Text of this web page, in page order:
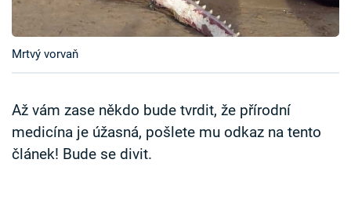
Časopis
Sledujte prima+
Přihlášení
Mrtvý vorvaň
Až vám zase někdo bude tvrdit, že přírodní
medicína je úžasná, pošlete mu odkaz na tento
článek! Bude se divit.